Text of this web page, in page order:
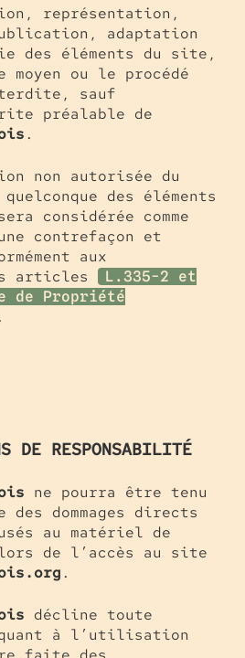
représentation,
adaptation
des éléments du site,
ou le procédé
sauf
préalable de
.
non autorisée du
des éléments
considérée comme
contrefaçon et
aux
articles
L.335-2 et
de Propriété
DE RESPONSABILITÉ
ne pourra être tenu
des dommages directs
au matériel de
de l’accès au site
.
décline toute
à l’utilisation